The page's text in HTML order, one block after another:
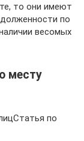
то они имеют
по
весомых
месту
по